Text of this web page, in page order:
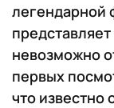
легендарной
невозможно
первых
что известно